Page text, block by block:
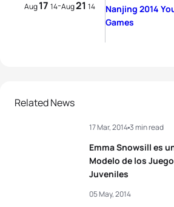
Aug17 14-Aug21 14
Nanjing 2014
Games
Related News
Emma Snowsill es
Modelo de los
Juveniles
17 Mar, 20143 min read
05 May, 2014